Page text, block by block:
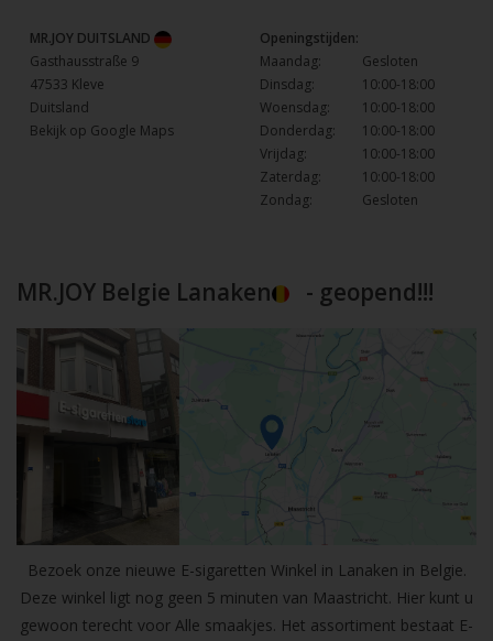
MR.JOY DUITSLAND
Gasthausstraße 9
47533 Kleve
Duitsland
Bekijk op Google Maps
Openingstijden:
Maandag:
Gesloten
Dinsdag:
10:00-18:00
Woensdag:
10:00-18:00
Donderdag:
10:00-18:00
Vrijdag:
10:00-18:00
Zaterdag:
10:00-18:00
Zondag:
Gesloten
MR.JOY Belgie Lanaken - geopend!!!
Bezoek onze nieuwe E-sigaretten Winkel in Lanaken in Belgie.
Deze winkel ligt nog geen 5 minuten van Maastricht. Hier kunt u
gewoon terecht voor Alle smaakjes. Het assortiment bestaat E-